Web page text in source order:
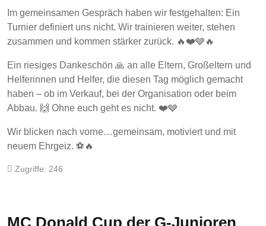
Im gemeinsamen Gespräch haben wir festgehalten: Ein
Turnier definiert uns nicht. Wir trainieren weiter, stehen
zusammen und kommen stärker zurück. 🔥❤️🩶🔥
Ein riesiges Dankeschön 🙏 an alle Eltern, Großeltern und
Helferinnen und Helfer, die diesen Tag möglich gemacht
haben – ob im Verkauf, bei der Organisation oder beim
Abbau. 🙌 Ohne euch geht es nicht. ❤️🩶
Wir blicken nach vorne…gemeinsam, motiviert und mit
neuem Ehrgeiz. ⚽🔥
Zugriffe: 246